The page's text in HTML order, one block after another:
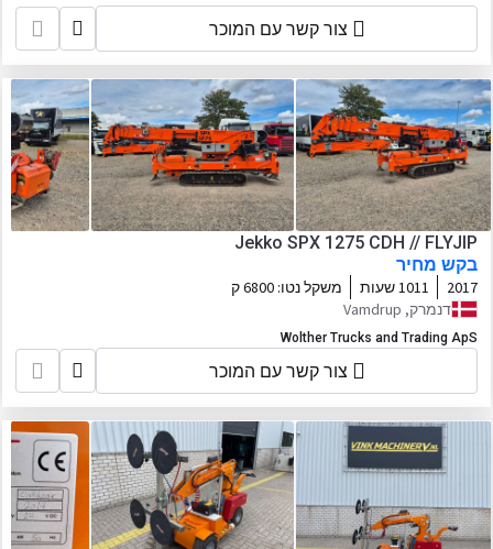
צור קשר עם המוכר
Jekko SPX 1275 CDH // FLYJIP
בקש מחיר
2017 1011 שעות משקל נטו: 6800 ק
דנמרק, Vamdrup
Wolther Trucks and Trading ApS
צור קשר עם המוכר